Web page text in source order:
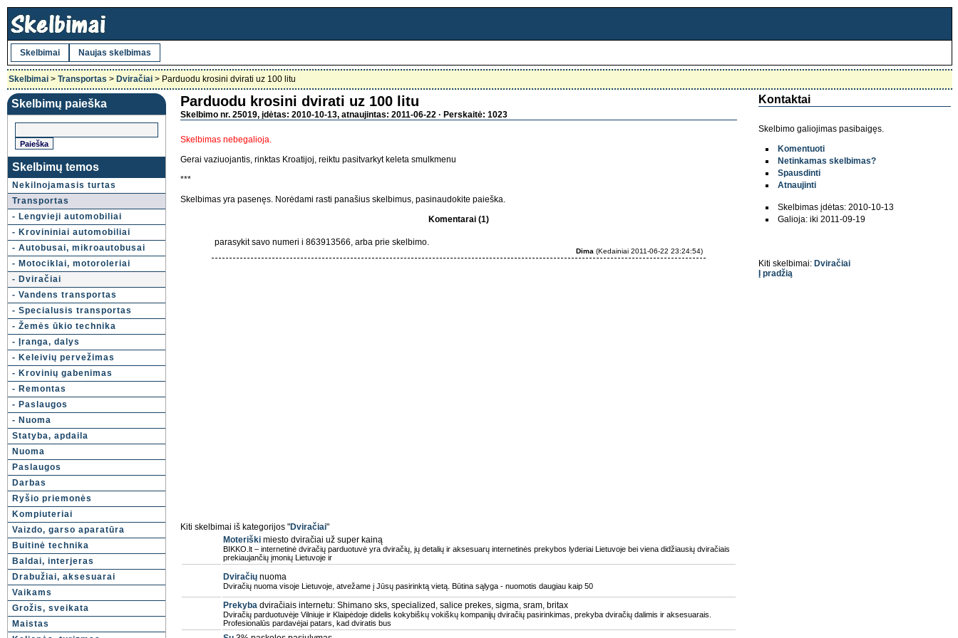
Skelbimai Naujas skelbimas
Skelbimai > Transportas > Dviračiai > Parduodu krosini dvirati uz 100 litu
Skelbimų paieška
Skelbimų temos
Nekilnojamasis turtas
Transportas
- Lengvieji automobiliai
- Krovininiai automobiliai
- Autobusai, mikroautobusai
- Motociklai, motoroleriai
- Dviračiai
- Vandens transportas
- Specialusis transportas
- Žemės ūkio technika
- Įranga, dalys
- Keleivių pervežimas
- Krovinių gabenimas
- Remontas
- Paslaugos
- Nuoma
Statyba, apdaila
Nuoma
Paslaugos
Darbas
Ryšio priemonės
Kompiuteriai
Vaizdo, garso aparatūra
Buitinė technika
Baldai, interjeras
Drabužiai, aksesuarai
Vaikams
Grožis, sveikata
Maistas
Parduodu krosini dvirati uz 100 litu
Skelbimo nr. 25019, įdėtas: 2010-10-13, atnaujintas: 2011-06-22 · Perskaitė: 1023
Skelbimas nebegalioja.
Gerai vaziuojantis, rinktas Kroatijoj, reiktu pasitvarkyt keleta smulkmenu
***
Skelbimas yra pasenęs. Norėdami rasti panašius skelbimus, pasinaudokite paieška.
Komentarai (1)
parasykit savo numeri i 863913566, arba prie skelbimo.
Dima (Kedainiai 2011-06-22 23:24:54)
Kiti skelbimai iš kategorijos "Dviračiai"
Moteriški miesto dviračiai už super kainą
BIKKO.lt – internetinė dviračių parduotuvė yra dviračių, jų detalių ir aksesuarų internetinės prekybos lyderiai Lietuvoje bei viena didžiausių dviračiais
prekiaujančių įmonių Lietuvoje ir
Dviračių nuoma
Dviračių nuoma visoje Lietuvoje, atvežame į Jūsų pasirinktą vietą. Būtina sąlyga - nuomotis daugiau kaip 50
Prekyba dviračiais internetu: Shimano sks, specialized, salice prekes, sigma, sram, britax
Dviračių parduotuvėje Vilniuje ir Klaipėdoje didelis kokybiškų vokiškų kompanijų dviračių pasirinkimas, prekyba dviračių dalimis ir aksesuarais.
Profesionalūs pardavėjai patars, kad dviratis bus
Kontaktai
Skelbimo galiojimas pasibaigęs.
Komentuoti
Netinkamas skelbimas?
Spausdinti
Atnaujinti
Skelbimas įdėtas: 2010-10-13
Galioja: iki 2011-09-19
Kiti skelbimai: Dviračiai
Į pradžią